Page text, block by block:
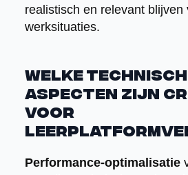
realistisch en relevant blijven
werksituaties.
Welke
aspecten zijn
voor
Performance-optimalisatie